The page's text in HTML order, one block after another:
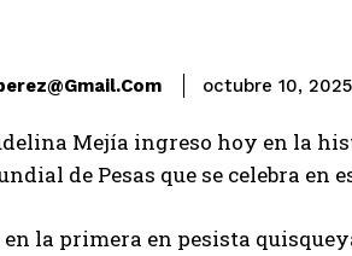
octubre 10, 2025
Mejía ingreso hoy en la
de Pesas que se celebra en
la primera en pesista